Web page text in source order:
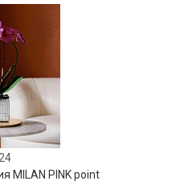
MILAN PINK point